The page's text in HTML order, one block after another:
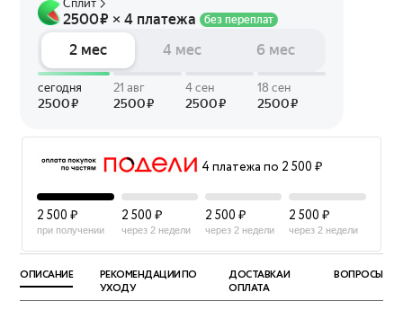
4 платежа по 2 500 ₽
2 500 ₽
при получении
2 500 ₽
через 2 недели
2 500 ₽
через 2 недели
2 500 ₽
через 2 недели
ОПИСАНИЕ
РЕКОМЕНДАЦИИ ПО
УХОДУ
ДОСТАВКА И
ОПЛАТА
ВОПРОСЫ